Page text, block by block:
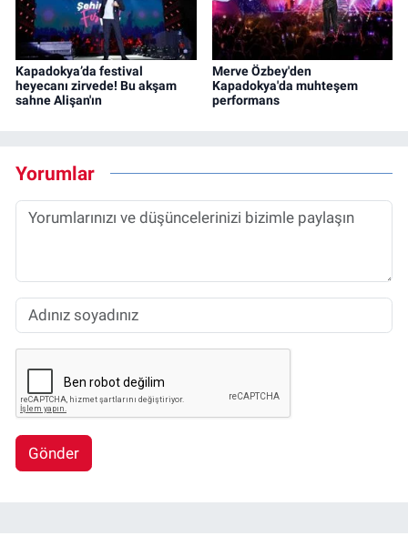
Kapadokya’da festival
heyecanı zirvede! Bu akşam
sahne Alişan'ın
Merve Özbey'den
Kapadokya'da muhteşem
performans
Yorumlar
Gönder